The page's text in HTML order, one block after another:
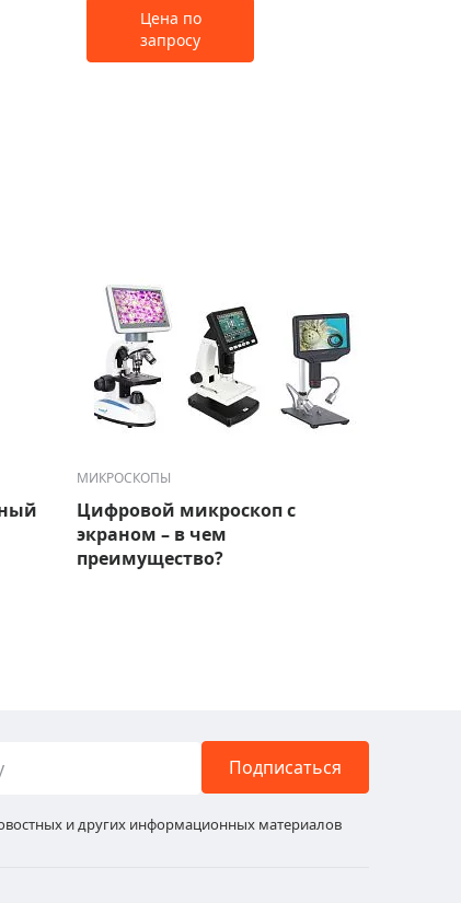
Цена по
запросу
МИКРОСКОПЫ
Цифровой микроскоп с
экраном – в чем
преимущество?
Подписаться
и других информационных материалов